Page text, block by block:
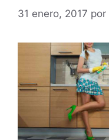
31 enero, 2017 por